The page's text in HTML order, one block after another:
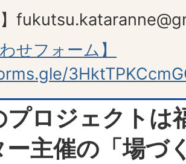
】
せフォーム】
ロジェクトは
ー主催の「場づ